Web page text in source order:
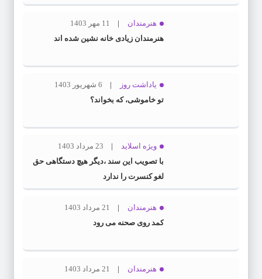
هنرمندان
11 مهر 1403
هنرمندان زیادی خانه نشین شده اند
یاداشت روز
6 شهریور 1403
تو خاموشی، که بخواند؟
ویژه اسلاید
23 مرداد 1403
با تصویب این سند ،دیگر هیچ دستگاهی حق
لغو کنسرت را ندارد
هنرمندان
21 مرداد 1403
کمد روی صحنه می رود
هنرمندان
21 مرداد 1403